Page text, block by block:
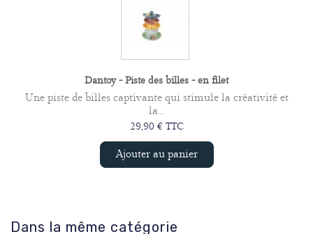
Dantoy - Piste des billes - en filet
Une piste de billes captivante qui stimule la créativité et
la...
29,90 € TTC
Ajouter au panier
Dans la même catégorie